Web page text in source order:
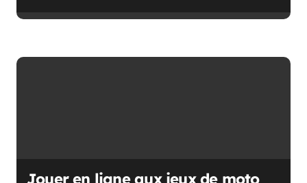
Jouer en ligne aux jeux de moto